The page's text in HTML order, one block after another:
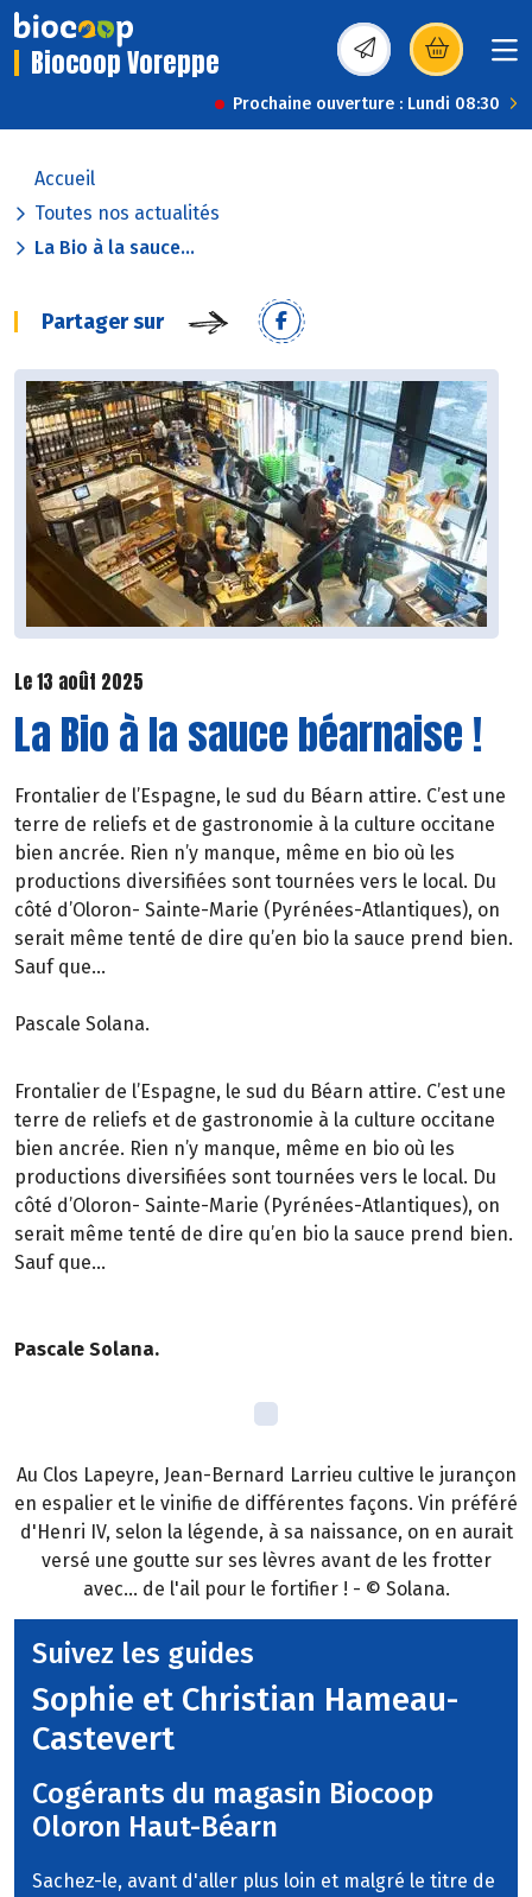
Biocoop Voreppe (s’ouvre dans une
Prochaine ouverture : Lundi 08:30
Accueil
Toutes nos actualités
La Bio à la sauce...
Partager sur
Le 13 août 2025
La Bio à la sauce béarnaise !
Frontalier de l’Espagne, le sud du Béarn attire. C’est une
terre de reliefs et de gastronomie à la culture occitane
bien ancrée. Rien n’y manque, même en bio où les
productions diversifiées sont tournées vers le local. Du
côté d’Oloron- Sainte-Marie (Pyrénées-Atlantiques), on
serait même tenté de dire qu’en bio la sauce prend bien.
Sauf que…
Pascale Solana.
Frontalier de l’Espagne, le sud du Béarn attire. C’est une
terre de reliefs et de gastronomie à la culture occitane
bien ancrée. Rien n’y manque, même en bio où les
productions diversifiées sont tournées vers le local. Du
côté d’Oloron- Sainte-Marie (Pyrénées-Atlantiques), on
serait même tenté de dire qu’en bio la sauce prend bien.
Sauf que…
Pascale Solana.
Au Clos Lapeyre, Jean-Bernard Larrieu cultive le jurançon
en espalier et le vinifie de différentes façons. Vin préféré
d'Henri IV, selon la légende, à sa naissance, on en aurait
versé une goutte sur ses lèvres avant de les frotter
avec... de l'ail pour le fortifier ! - © Solana.
Suivez les guides
Sophie et Christian Hameau-
Castevert
Cogérants du magasin Biocoop
Oloron Haut-Béarn
Sachez-le, avant d'aller plus loin et malgré le titre de